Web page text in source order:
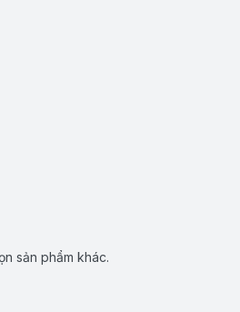
sản phẩm khác.